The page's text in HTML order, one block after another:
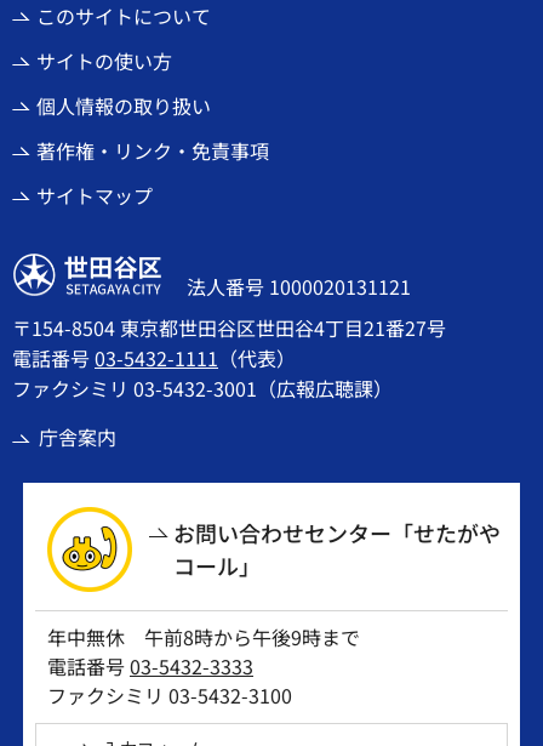
このサイトについて
サイトの使い方
個人情報の取り扱い
著作権・リンク・免責事項
サイトマップ
世田谷区
法人番号 1000020131121
〒154-8504 東京都世田谷区世田谷4丁目21番27号
電話番号03-5432-1111 （代表）
ファクシミリ 03-5432-3001（広報広聴課）
庁舎案内
お問い合わせセンター「せたがや
コール」
年中無休 午前8時から午後9時まで
電話番号03-5432-3333
ファクシミリ 03-5432-3100